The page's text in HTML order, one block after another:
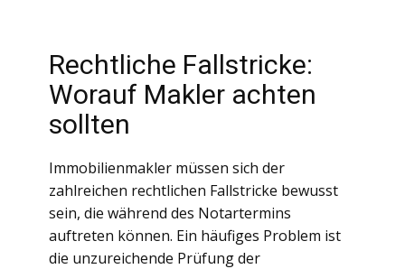
Rechtliche Fallstricke:
Worauf Makler achten
sollten
Immobilienmakler müssen sich der
zahlreichen rechtlichen Fallstricke bewusst
sein, die während des Notartermins
auftreten können. Ein häufiges Problem ist
die unzureichende Prüfung der